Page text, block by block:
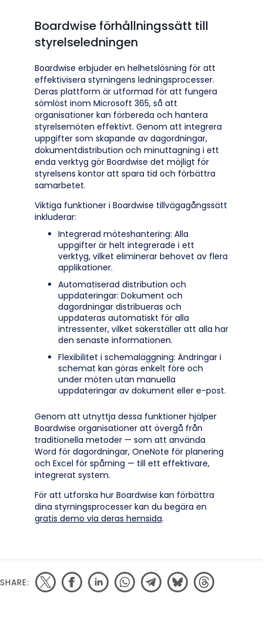
Boardwise förhållningssätt till
styrelseledningen
Boardwise erbjuder en helhetslösning för att
effektivisera styrningens ledningsprocesser.
Deras plattform är utformad för att fungera
sömlöst inom Microsoft 365, så att
organisationer kan förbereda och hantera
styrelsemöten effektivt. Genom att integrera
uppgifter som skapande av dagordningar,
dokumentdistribution och minuttagning i ett
enda verktyg gör Boardwise det möjligt för
styrelsens kontor att spara tid och förbättra
samarbetet.
Viktiga funktioner i Boardwise tillvägagångssätt
inkluderar:
Integrerad möteshantering: Alla
uppgifter är helt integrerade i ett
verktyg, vilket eliminerar behovet av flera
applikationer.
Automatiserad distribution och
uppdateringar: Dokument och
dagordningar distribueras och
uppdateras automatiskt för alla
intressenter, vilket säkerställer att alla har
den senaste informationen.
Flexibilitet i schemaläggning: Ändringar i
schemat kan göras enkelt före och
under möten utan manuella
uppdateringar av dokument eller e-post.
Genom att utnyttja dessa funktioner hjälper
Boardwise organisationer att övergå från
traditionella metoder — som att använda
Word för dagordningar, OneNote för planering
och Excel för spårning — till ett effektivare,
integrerat system.
För att utforska hur Boardwise kan förbättra
dina styrningsprocesser kan du begära en
gratis demo via deras hemsida.
SHARE: